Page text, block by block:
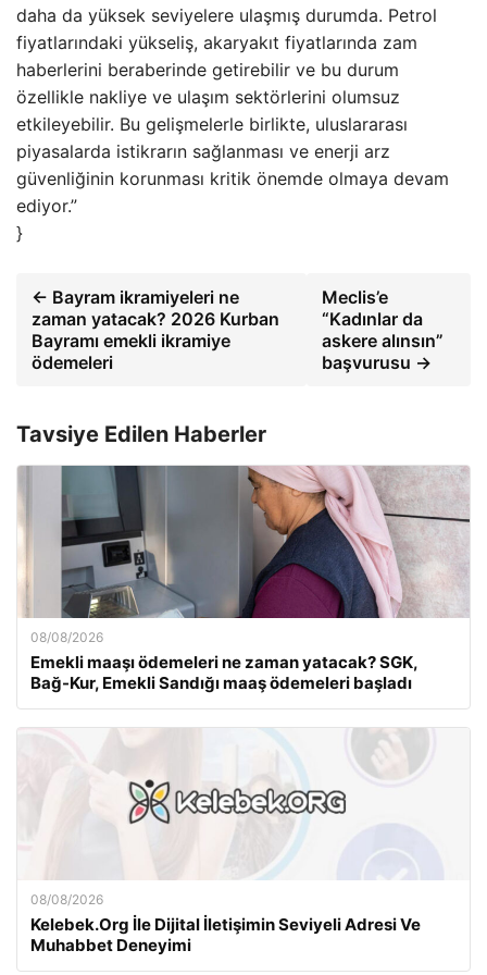
daha da yüksek seviyelere ulaşmış durumda. Petrol
fiyatlarındaki yükseliş, akaryakıt fiyatlarında zam
haberlerini beraberinde getirebilir ve bu durum
özellikle nakliye ve ulaşım sektörlerini olumsuz
etkileyebilir. Bu gelişmelerle birlikte, uluslararası
piyasalarda istikrarın sağlanması ve enerji arz
güvenliğinin korunması kritik önemde olmaya devam
ediyor.”
}
← Bayram ikramiyeleri ne
zaman yatacak? 2026 Kurban
Bayramı emekli ikramiye
ödemeleri
Meclis’e
“Kadınlar da
askere alınsın”
başvurusu →
Tavsiye Edilen Haberler
08/08/2026
Emekli maaşı ödemeleri ne zaman yatacak? SGK,
Bağ-Kur, Emekli Sandığı maaş ödemeleri başladı
08/08/2026
Kelebek.Org İle Dijital İletişimin Seviyeli Adresi Ve
Muhabbet Deneyimi